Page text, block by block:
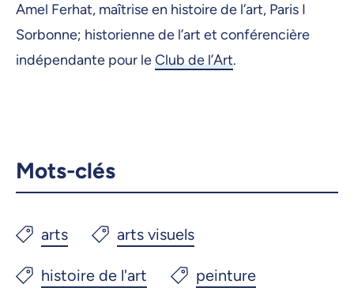
Amel Ferhat, maîtrise en histoire de l’art, Paris I
Sorbonne; historienne de l’art et conférencière
indépendante pour leClub de l’Art.
Mots-clés